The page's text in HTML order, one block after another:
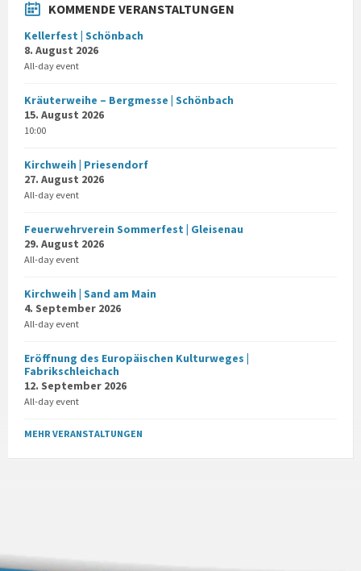
KOMMENDE VERANSTALTUNGEN
Kellerfest | Schönbach
8. August 2026
All-day event
Kräuterweihe – Bergmesse | Schönbach
15. August 2026
10:00
Kirchweih | Priesendorf
27. August 2026
All-day event
Feuerwehrverein Sommerfest | Gleisenau
29. August 2026
All-day event
Kirchweih | Sand am Main
4. September 2026
All-day event
Eröffnung des Europäischen Kulturweges |
Fabrikschleichach
12. September 2026
All-day event
MEHR VERANSTALTUNGEN